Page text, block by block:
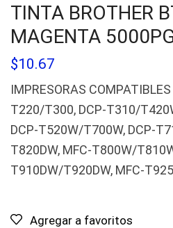
TINTA BROTHER
MAGENTA
$10.67
IMPRESORAS
T220/T300, DCP-T310/
DCP-T520W/T700W, DCP-
T820DW, MFC-T800W/
T910DW/T920DW, MFC-
Agregar a favoritos